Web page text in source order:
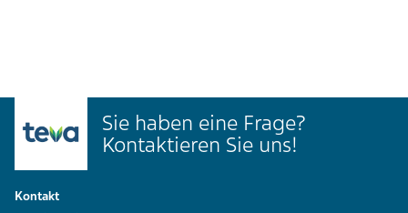
Sie haben eine Frage?
Kontaktieren Sie uns!
Kontakt